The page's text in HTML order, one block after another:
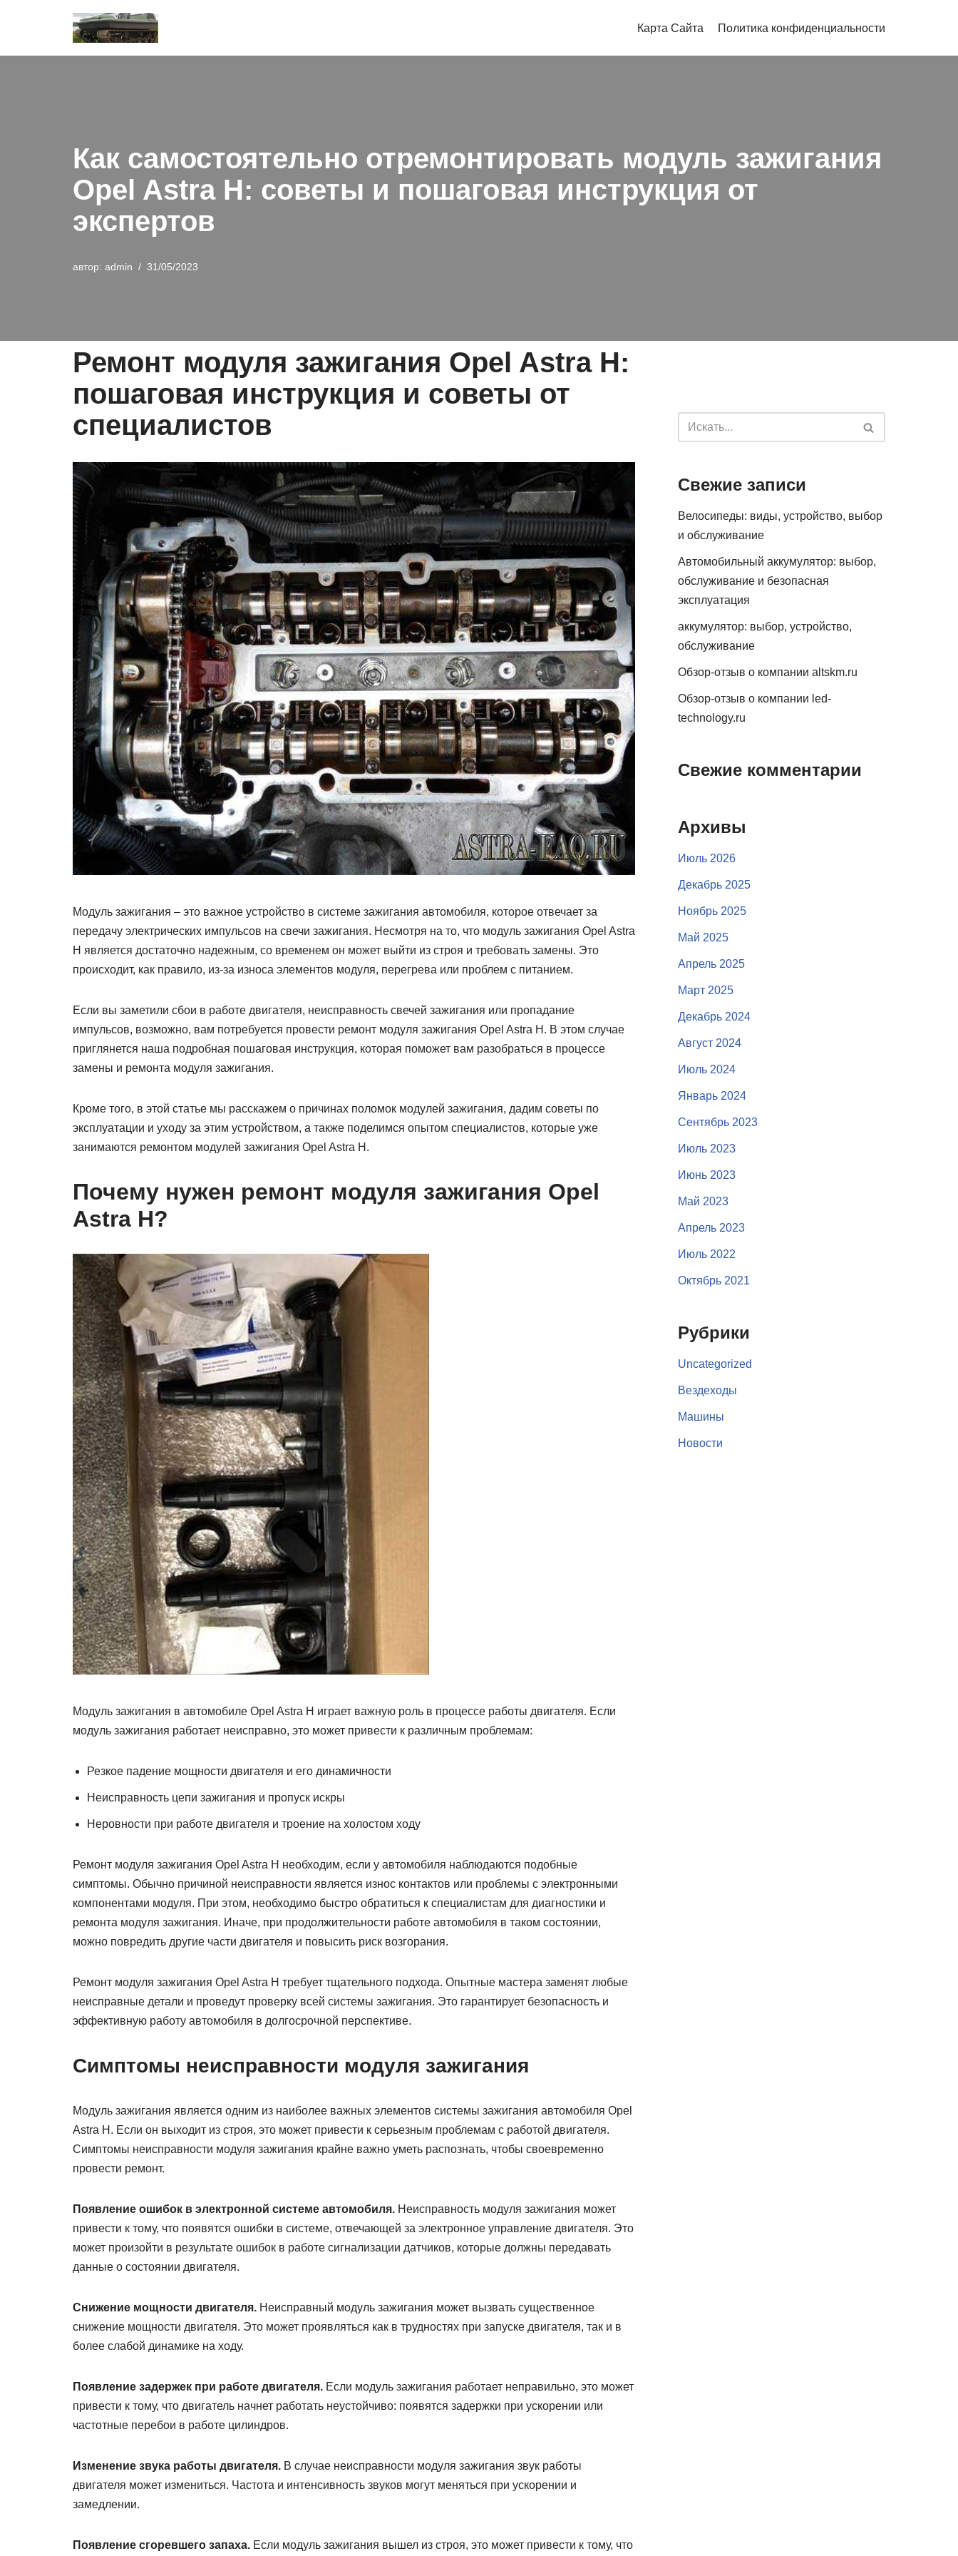
к
Карта Сайта Политика конфиденциальности
Как самостоятельно отремонтировать модуль зажигания
Opel Astra H: советы и пошаговая инструкция от
экспертов
автор: admin 31/05/2023
Ремонт модуля зажигания Opel Astra H:
пошаговая инструкция и советы от
специалистов
Модуль зажигания – это важное устройство в системе зажигания автомобиля, которое отвечает за
передачу электрических импульсов на свечи зажигания. Несмотря на то, что модуль зажигания Opel Astra
H является достаточно надежным, со временем он может выйти из строя и требовать замены. Это
происходит, как правило, из-за износа элементов модуля, перегрева или проблем с питанием.
Если вы заметили сбои в работе двигателя, неисправность свечей зажигания или пропадание
импульсов, возможно, вам потребуется провести ремонт модуля зажигания Opel Astra H. В этом случае
приглянется наша подробная пошаговая инструкция, которая поможет вам разобраться в процессе
замены и ремонта модуля зажигания.
Кроме того, в этой статье мы расскажем о причинах поломок модулей зажигания, дадим советы по
эксплуатации и уходу за этим устройством, а также поделимся опытом специалистов, которые уже
занимаются ремонтом модулей зажигания Opel Astra H.
Почему нужен ремонт модуля зажигания Opel
Astra H?
Модуль зажигания в автомобиле Opel Astra H играет важную роль в процессе работы двигателя. Если
модуль зажигания работает неисправно, это может привести к различным проблемам:
Резкое падение мощности двигателя и его динамичности
Неисправность цепи зажигания и пропуск искры
Неровности при работе двигателя и троение на холостом ходу
Ремонт модуля зажигания Opel Astra H необходим, если у автомобиля наблюдаются подобные
симптомы. Обычно причиной неисправности является износ контактов или проблемы с электронными
компонентами модуля. При этом, необходимо быстро обратиться к специалистам для диагностики и
ремонта модуля зажигания. Иначе, при продолжительности работе автомобиля в таком состоянии,
можно повредить другие части двигателя и повысить риск возгорания.
Ремонт модуля зажигания Opel Astra H требует тщательного подхода. Опытные мастера заменят любые
неисправные детали и проведут проверку всей системы зажигания. Это гарантирует безопасность и
эффективную работу автомобиля в долгосрочной перспективе.
Симптомы неисправности модуля зажигания
Модуль зажигания является одним из наиболее важных элементов системы зажигания автомобиля Opel
Astra H. Если он выходит из строя, это может привести к серьезным проблемам с работой двигателя.
Симптомы неисправности модуля зажигания крайне важно уметь распознать, чтобы своевременно
провести ремонт.
Появление ошибок в электронной системе автомобиля. Неисправность модуля зажигания может
привести к тому, что появятся ошибки в системе, отвечающей за электронное управление двигателя. Это
может произойти в результате ошибок в работе сигнализации датчиков, которые должны передавать
данные о состоянии двигателя.
Снижение мощности двигателя. Неисправный модуль зажигания может вызвать существенное
снижение мощности двигателя. Это может проявляться как в трудностях при запуске двигателя, так и в
более слабой динамике на ходу.
Появление задержек при работе двигателя. Если модуль зажигания работает неправильно, это может
привести к тому, что двигатель начнет работать неустойчиво: появятся задержки при ускорении или
частотные перебои в работе цилиндров.
Изменение звука работы двигателя. В случае неисправности модуля зажигания звук работы
двигателя может измениться. Частота и интенсивность звуков могут меняться при ускорении и
замедлении.
Появление сгоревшего запаха. Если модуль зажигания вышел из строя, это может привести к тому, что
Свежие записи
Велосипеды: виды, устройство, выбор
и обслуживание
Автомобильный аккумулятор: выбор,
обслуживание и безопасная
эксплуатация
аккумулятор: выбор, устройство,
обслуживание
Обзор-отзыв о компании altskm.ru
Обзор-отзыв о компании led-
technology.ru
Свежие комментарии
Архивы
Июль 2026
Декабрь 2025
Ноябрь 2025
Май 2025
Апрель 2025
Март 2025
Декабрь 2024
Август 2024
Июль 2024
Январь 2024
Сентябрь 2023
Июль 2023
Июнь 2023
Май 2023
Апрель 2023
Июль 2022
Октябрь 2021
Рубрики
Uncategorized
Вездеходы
Машины
Новости